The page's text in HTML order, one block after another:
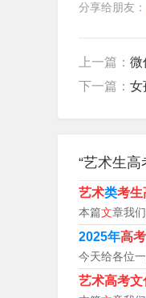
2、高考艺
3、高考艺
艺术生高
4、对于高
目。艺考
5、艺考生
地理、政治
6、艺考生
分享给朋友：
上一篇： 微
下一篇： 女
“艺术生
艺术类考生
本篇文章我
2025年高
今天给各位
艺术高考文